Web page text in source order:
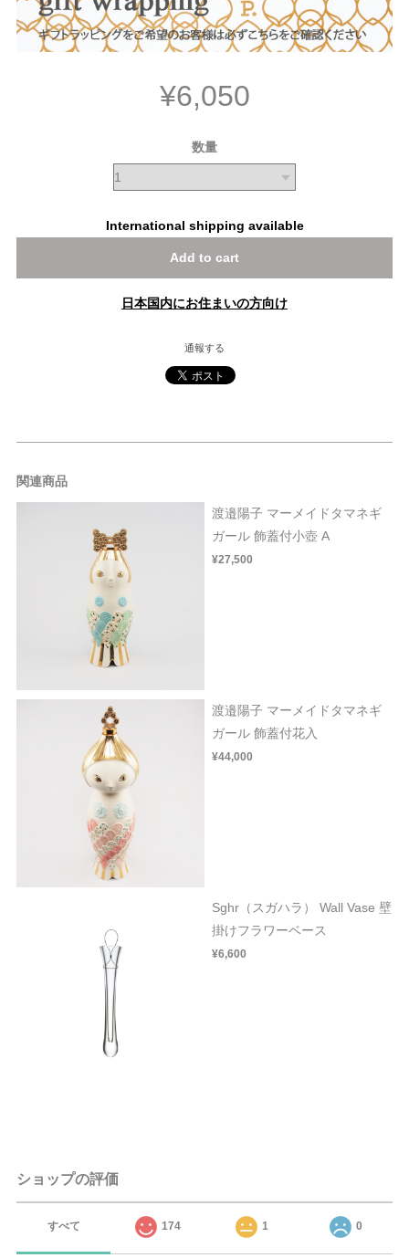
¥6,050
数量
International shipping available
Add to cart
日本国内にお住まいの方向け
通報する
関連商品
渡邉陽子 マーメイドタマネギ
ガール 飾蓋付小壺 A
¥27,500
渡邉陽子 マーメイドタマネギ
ガール 飾蓋付花入
¥44,000
Sghr（スガハラ） Wall Vase 壁
掛けフラワーベース
¥6,600
ショップの評価
すべて 174 1 0